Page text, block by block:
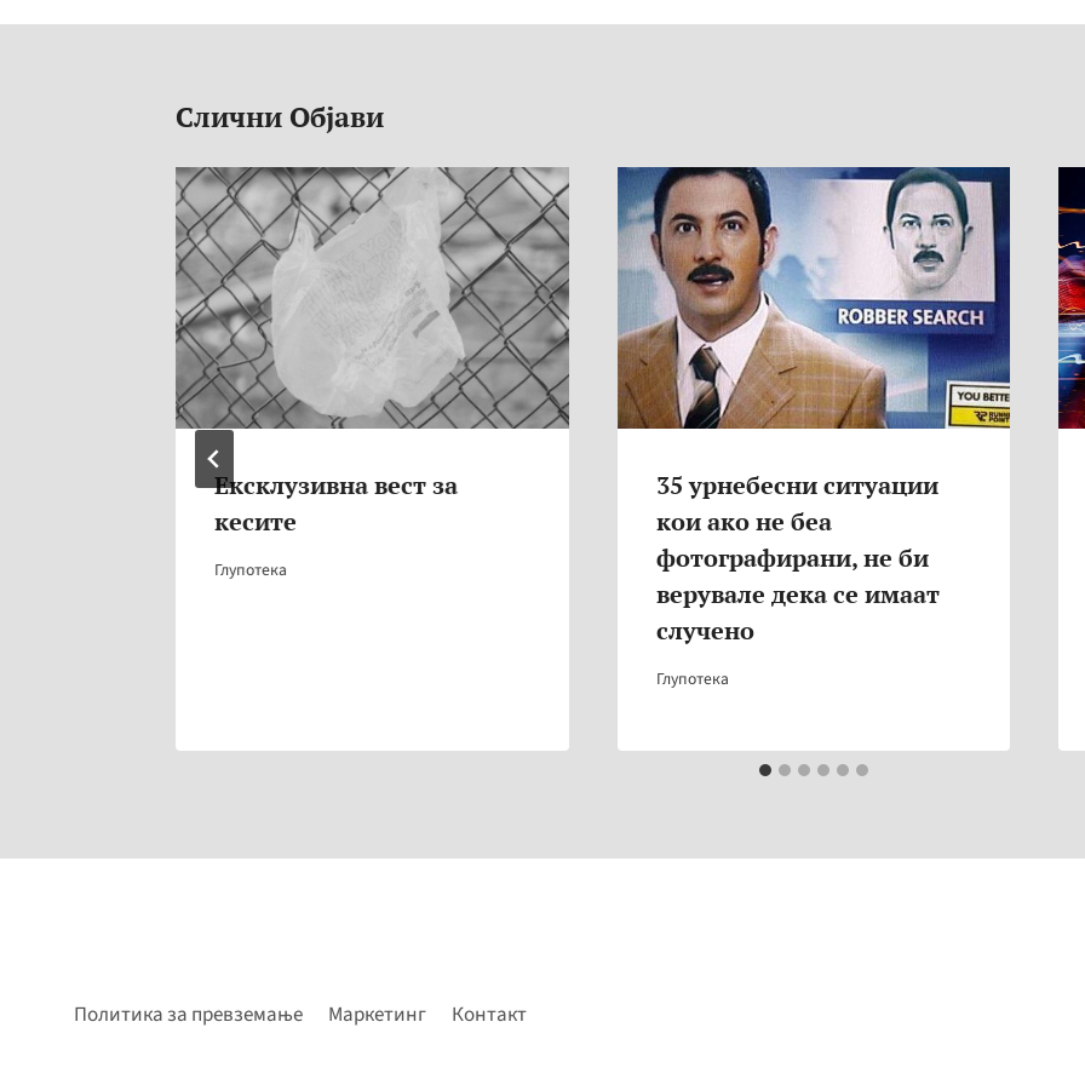
k
Слични Објави
Ексклузивна вест за
кесите
Глупотека
35 урнебесни ситуации
кои ако не беа
фотографирани, не би
верувале дека се имаат
случено
Глупотека
Политика за превземање Маркетинг Контакт